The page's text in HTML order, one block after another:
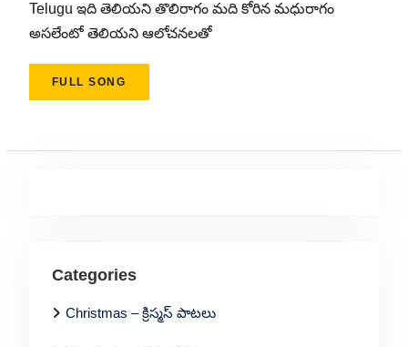
Telugu ఇది తెలియని తొలిరాగం మది కోరిన మధురాగం
అసలేంటో తెలియని ఆలోచనలతో
FULL SONG
Categories
Christmas – క్రిస్మస్ పాటలు